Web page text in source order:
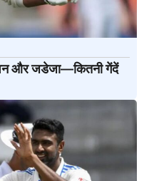
और जडेजा—कितनी गेंदें